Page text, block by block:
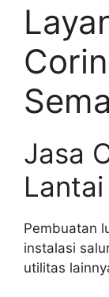
Jasa
Lantai
Pembuatan
instalasi
utilitas